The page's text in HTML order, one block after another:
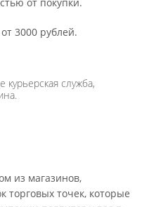
3000 рублей.
служба,
из магазинов,
точек, которые